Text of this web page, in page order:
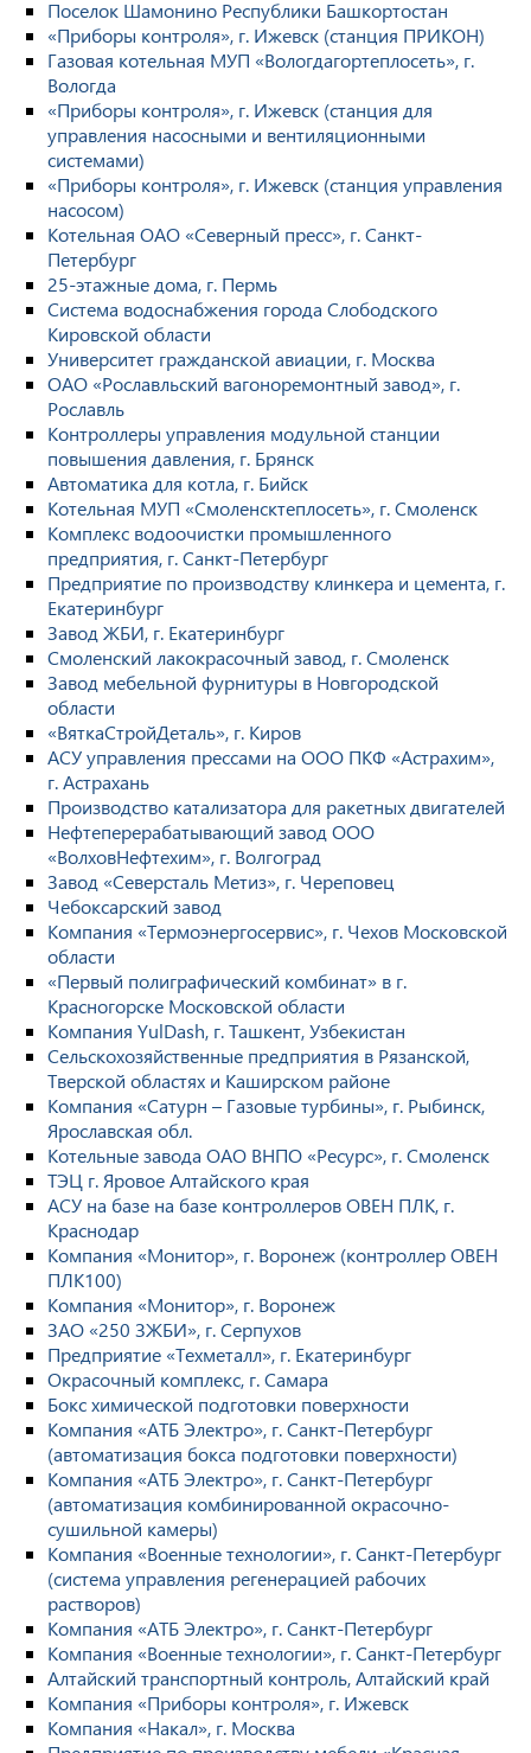
Поселок Шамонино Республики Башкортостан
«Приборы контроля», г. Ижевск (станция ПРИКОН)
Газовая котельная МУП «Вологдагортеплосеть», г.
Вологда
«Приборы контроля», г. Ижевск (станция для
управления насосными и вентиляционными
системами)
«Приборы контроля», г. Ижевск (станция управления
насосом)
Котельная ОАО «Северный пресс», г. Санкт-
Петербург
25-этажные дома, г. Пермь
Система водоснабжения города Слободского
Кировской области
Университет гражданской авиации, г. Москва
ОАО «Рославльский вагоноремонтный завод», г.
Рославль
Контроллеры управления модульной станции
повышения давления, г. Брянск
Автоматика для котла, г. Бийск
Котельная МУП «Смоленсктеплосеть», г. Смоленск
Комплекс водоочистки промышленного
предприятия, г. Санкт-Петербург
Предприятие по производству клинкера и цемента, г.
Екатеринбург
Завод ЖБИ, г. Екатеринбург
Смоленский лакокрасочный завод, г. Смоленск
Завод мебельной фурнитуры в Новгородской
области
«ВяткаСтройДеталь», г. Киров
АСУ управления прессами на ООО ПКФ «Астрахим»,
г. Астрахань
Производство катализатора для ракетных двигателей
Нефтеперерабатывающий завод ООО
«ВолховНефтехим», г. Волгоград
Завод «Северсталь Метиз», г. Череповец
Чебоксарский завод
Компания «Термоэнергосервис», г. Чехов Московской
области
«Первый полиграфический комбинат» в г.
Красногорске Московской области
Компания YulDash, г. Ташкент, Узбекистан
Сельскохозяйственные предприятия в Рязанской,
Тверской областях и Каширском районе
Компания «Сатурн – Газовые турбины», г. Рыбинск,
Ярославская обл.
Котельные завода ОАО ВНПО «Ресурс», г. Смоленск
ТЭЦ г. Яровое Алтайского края
АСУ на базе на базе контроллеров ОВЕН ПЛК, г.
Краснодар
Компания «Монитор», г. Воронеж (контроллер ОВЕН
ПЛК100)
Компания «Монитор», г. Воронеж
ЗАО «250 ЗЖБИ», г. Серпухов
Предприятие «Техметалл», г. Екатеринбург
Окрасочный комплекс, г. Самара
Бокс химической подготовки поверхности
Компания «АТБ Электро», г. Санкт-Петербург
(автоматизация бокса подготовки поверхности)
Компания «АТБ Электро», г. Санкт-Петербург
(автоматизация комбинированной окрасочно-
сушильной камеры)
Компания «Военные технологии», г. Санкт-Петербург
(система управления регенерацией рабочих
растворов)
Компания «АТБ Электро», г. Санкт-Петербург
Компания «Военные технологии», г. Санкт-Петербург
Алтайский транспортный контроль, Алтайский край
Компания «Приборы контроля», г. Ижевск
Компания «Накал», г. Москва